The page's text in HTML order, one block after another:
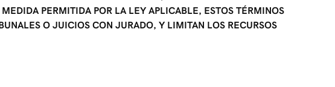
PERMITIDA POR LA LEY APLICABLE, ESTOS TÉRMINOS
O JUICIOS CON JURADO, Y LIMITAN LOS RECURSOS